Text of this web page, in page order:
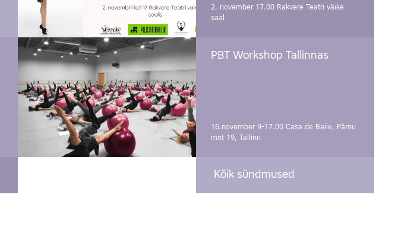
2. november 17.00 Rakvere Teatri väike
saal
PBT Workshop Tallinnas
16.november 9-17.00 Casa de Baile, Pärnu
mnt 19, Tallinn
Kõik sündmused